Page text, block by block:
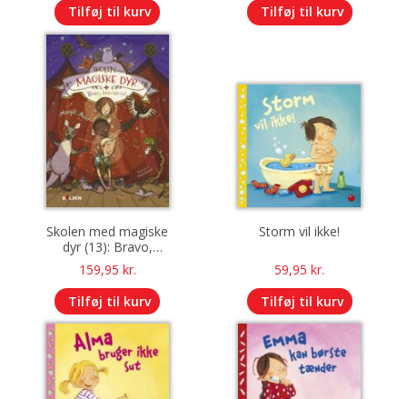
Tilføj til kurv
Tilføj til kurv
Skolen med magiske
dyr (13): Bravo,
bravissimo!
159,95 kr.
Tilføj til kurv
Storm vil ikke!
59,95kr.
Tilføj til kurv